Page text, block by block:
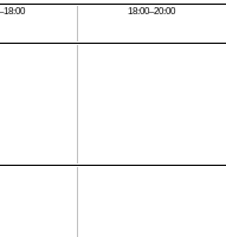
18:00–20:00